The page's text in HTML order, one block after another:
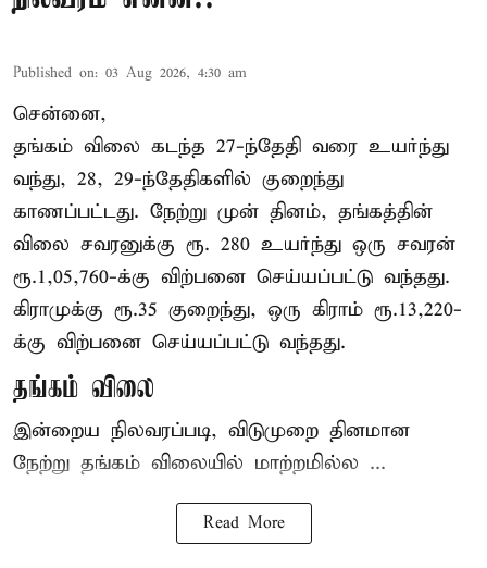
Published on: 03 Aug 2026, 4:30 am
சென்னை,
தங்கம் விலை கடந்த 27-ந்தேதி வரை உயர்ந்து
வந்து, 28, 29-ந்தேதிகளில் குறைந்து
காணப்பட்டது. நேற்று முன் தினம், தங்கத்தின்
விலை சவரனுக்கு ரூ. 280 உயர்ந்து ஒரு சவரன்
ரூ.1,05,760-க்கு விற்பனை செய்யப்பட்டு வந்தது.
கிராமுக்கு ரூ.35 குறைந்து, ஒரு கிராம் ரூ.13,220-
க்கு விற்பனை செய்யப்பட்டு வந்தது.
தங்கம் விலை
இன்றைய நிலவரப்படி, விடுமுறை தினமான
நேற்று தங்கம் விலையில் மாற்றமில்ல ...
Read More